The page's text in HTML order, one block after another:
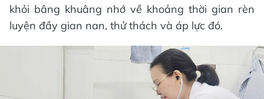
khỏi bâng khuâng nhớ về khoảng thời gian rèn
luyện đầy gian nan, thử thách và áp lực đó.